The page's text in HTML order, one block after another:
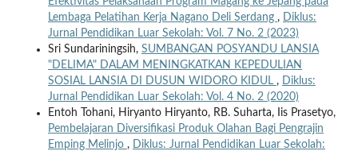
Lembaga Pelatihan Kerja Nagano Deli Serdang , Diklus:
Jurnal Pendidikan Luar Sekolah: Vol. 7 No. 2 (2023)
Sri Sundariningsih, SUMBANGAN POSYANDU LANSIA
"DELIMA" DALAM MENINGKATKAN KEPEDULIAN
SOSIAL LANSIA DI DUSUN WIDORO KIDUL , Diklus:
Jurnal Pendidikan Luar Sekolah: Vol. 4 No. 2 (2020)
Entoh Tohani, Hiryanto Hiryanto, RB. Suharta, Iis Prasetyo,
Pembelajaran Diversifikasi Produk Olahan Bagi Pengrajin
Emping Melinjo , Diklus: Jurnal Pendidikan Luar Sekolah: